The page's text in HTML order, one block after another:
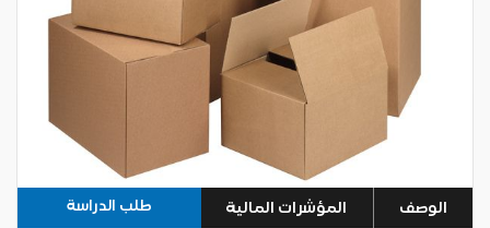
الوصف المؤشرات المالية طلب الدراسة